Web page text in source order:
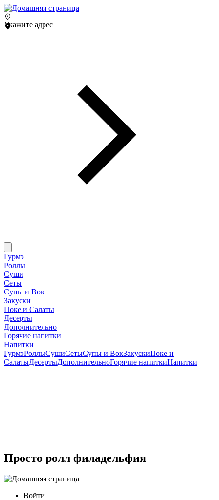
Укажите адрес
Гурмэ
Роллы
Суши
Сеты
Супы и Вок
Закуски
Поке и Салаты
Десерты
Дополнительно
Горячие напитки
Напитки
ГурмэРоллыСушиСетыСупы и ВокЗакускиПоке и
СалатыДесертыДополнительноГорячие напиткиНапитки
Просто ролл филадельфия
Войти